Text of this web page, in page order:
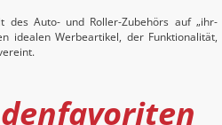
des Auto- und Roller-Zubehörs auf „ihr-
idealen Werbeartikel, der Funktionalität,